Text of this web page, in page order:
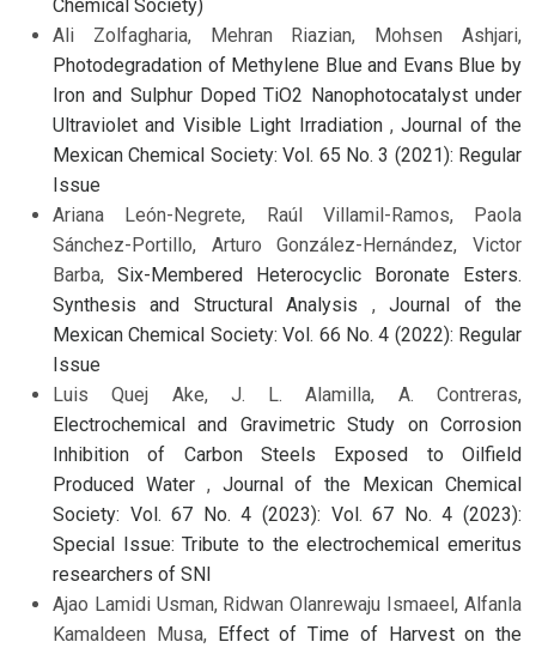
Chemical Society)
Ali Zolfagharia, Mehran Riazian, Mohsen Ashjari,
Photodegradation of Methylene Blue and Evans Blue by
Iron and Sulphur Doped TiO2 Nanophotocatalyst under
Ultraviolet and Visible Light Irradiation ,Journal of the
Mexican Chemical Society: Vol. 65 No. 3 (2021): Regular
Issue
Ariana León-Negrete, Raúl Villamil-Ramos, Paola
Sánchez-Portillo, Arturo González-Hernández, Victor
Barba, Six-Membered Heterocyclic Boronate Esters.
Synthesis and Structural Analysis ,Journal of the
Mexican Chemical Society: Vol. 66 No. 4 (2022): Regular
Issue
Luis Quej Ake, J. L. Alamilla, A. Contreras,
Electrochemical and Gravimetric Study on Corrosion
Inhibition of Carbon Steels Exposed to Oilfield
Produced Water , Journal of the Mexican Chemical
Society: Vol. 67 No. 4 (2023): Vol. 67 No. 4 (2023):
Special Issue: Tribute to the electrochemical emeritus
researchers of SNI
Ajao Lamidi Usman, Ridwan Olanrewaju Ismaeel, Alfanla
Kamaldeen Musa, Effect of Time of Harvest on the